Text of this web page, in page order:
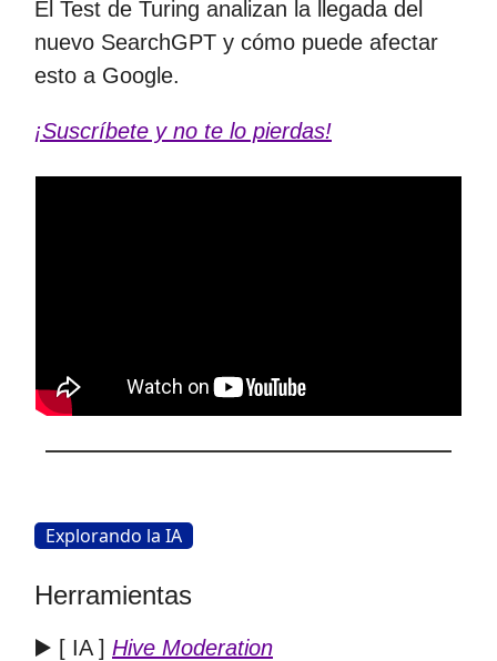
El Test de Turing analizan la llegada del
nuevo SearchGPT y cómo puede afectar
esto a Google.
¡Suscríbete y no te lo pierdas!
Explorando la IA
Herramientas
▶️ [ IA ] Hive Moderation